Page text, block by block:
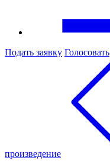
Подать заявку Голосовать
произведение